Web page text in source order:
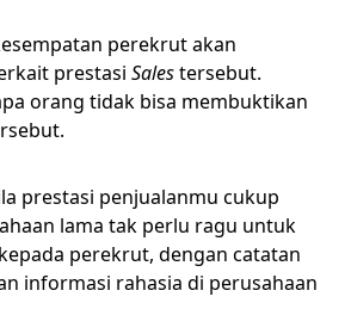
perekrut akan
prestasi Salestersebut.
orang tidak bisa membuktikan
prestasi penjualanmu cukup
lama tak perlu ragu untuk
perekrut, dengan catatan
informasi rahasia di perusahaan